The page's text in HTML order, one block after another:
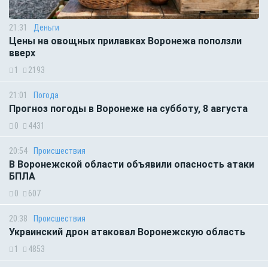
21:31 Деньги
Цены на овощных прилавках Воронежа поползли
вверх
1 2193
21:01 Погода
Прогноз погоды в Воронеже на субботу, 8 августа
0 4431
20:54 Происшествия
В Воронежской области объявили опасность атаки
БПЛА
0 607
20:38 Происшествия
Украинский дрон атаковал Воронежскую область
1 4853